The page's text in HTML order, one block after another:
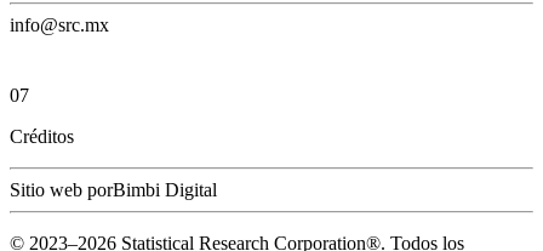
info@src.mx
07
Créditos
Sitio web porBimbi Digital
© 2023–2026 Statistical Research Corporation®. Todos los